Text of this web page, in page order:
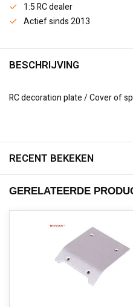
1:5 RC dealer
Actief sinds 2013
BESCHRIJVING
RC decoration plate / Cover of
RECENT BEKEKEN
GERELATEERDE